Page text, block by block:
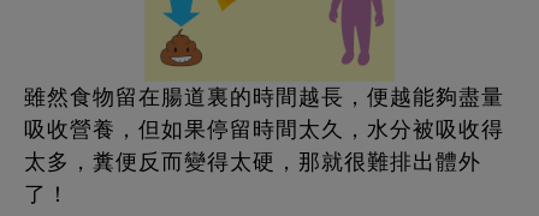
雖然食物留在腸道裏的時間越長，便越能夠盡量
吸收營養，但如果停留時間太久，水分被吸收得
太多，糞便反而變得太硬，那就很難排出體外
了！